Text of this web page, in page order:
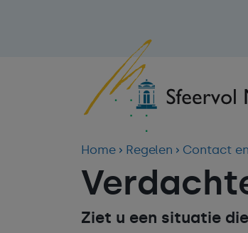
Home Regelen Contact
Ziet u een situatie